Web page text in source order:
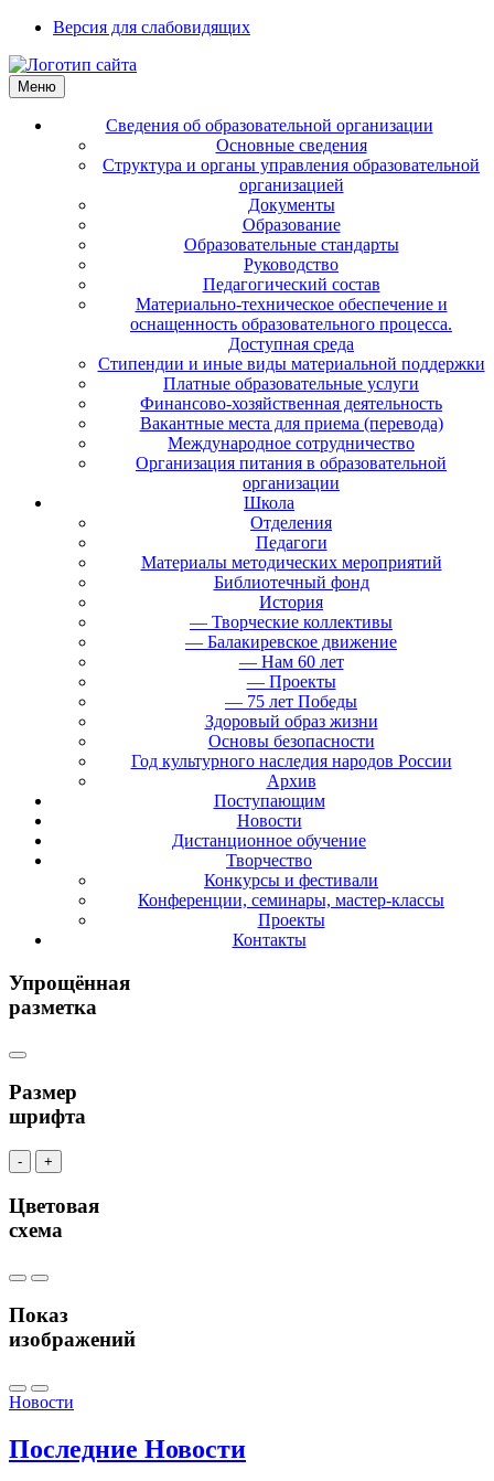
Версия для слабовидящих
Меню
Сведения об образовательной организации
Основные сведения
Структура и органы управления образовательной
организацией
Документы
Образование
Образовательные стандарты
Руководство
Педагогический состав
Материально-техническое обеспечение и
оснащенность образовательного процесса.
Доступная среда
Стипендии и иные виды материальной поддержки
Платные образовательные услуги
Финансово-хозяйственная деятельность
Вакантные места для приема (перевода)
Международное сотрудничество
Организация питания в образовательной
организации
Школа
Отделения
Педагоги
Материалы методических мероприятий
Библиотечный фонд
История
— Творческие коллективы
— Балакиревское движение
— Нам 60 лет
— Проекты
— 75 лет Победы
Здоровый образ жизни
Основы безопасности
Год культурного наследия народов России
Архив
Поступающим
Новости
Дистанционное обучение
Творчество
Конкурсы и фестивали
Конференции, семинары, мастер-классы
Проекты
Контакты
Упрощённая
разметка
Размер
шрифта
- +
Цветовая
схема
Показ
изображений
Новости
Последние Новости